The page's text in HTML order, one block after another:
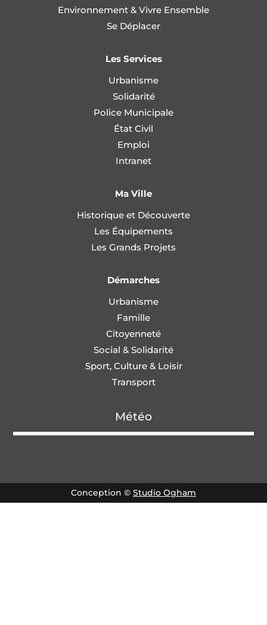
Environnement & Vivre Ensemble
Se Déplacer
Les Services
Urbanisme
Solidarité
Police Municipale
État Civil
Emploi
Intranet
Ma Ville
Historique et Découverte
Les Équipements
Les Grands Projets
Démarches
Urbanisme
Famille
Citoyenneté
Social & Solidarité
Sport, Culture & Loisir
Transport
Météo
Conception © Studio Ogham